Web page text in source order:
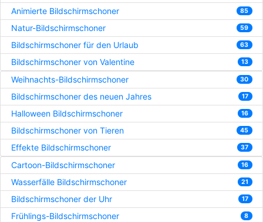
Animierte Bildschirmschoner 85
Natur-Bildschirmschoner 59
Bildschirmschoner für den Urlaub 63
Bildschirmschoner von Valentine 13
Weihnachts-Bildschirmschoner 30
Bildschirmschoner des neuen Jahres 17
Halloween Bildschirmschoner 16
Bildschirmschoner von Tieren 45
Effekte Bildschirmschoner 37
Cartoon-Bildschirmschoner 16
Wasserfälle Bildschirmschoner 21
Bildschirmschoner der Uhr 17
Frühlings-Bildschirmschoner 8